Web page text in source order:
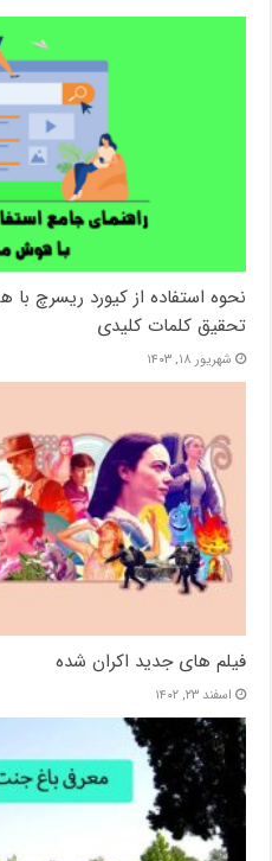
تحقیق کلمات کلیدی
شهریور ۱۸, ۱۴۰۳
فیلم های جدید اکران شده
اسفند ۲۳, ۱۴۰۲